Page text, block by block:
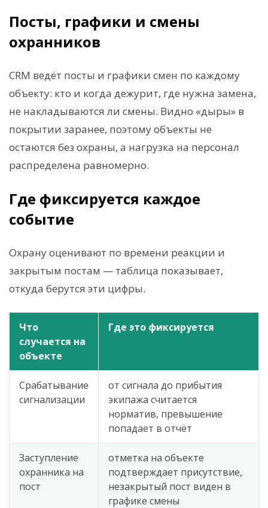
Посты, графики и смены
охранников
CRM ведёт посты и графики смен по каждому
объекту: кто и когда дежурит, где нужна замена,
не накладываются ли смены. Видно «дыры» в
покрытии заранее, поэтому объекты не
остаются без охраны, а нагрузка на персонал
распределена равномерно.
Где фиксируется каждое
событие
Охрану оценивают по времени реакции и
закрытым постам — таблица показывает,
откуда берутся эти цифры.
Что
случается на
объекте
Где это фиксируется
Срабатывание
сигнализации
от сигнала до прибытия
экипажа считается
норматив, превышение
попадает в отчёт
Заступление
охранника на
пост
отметка на объекте
подтверждает присутствие,
незакрытый пост виден в
графике смены